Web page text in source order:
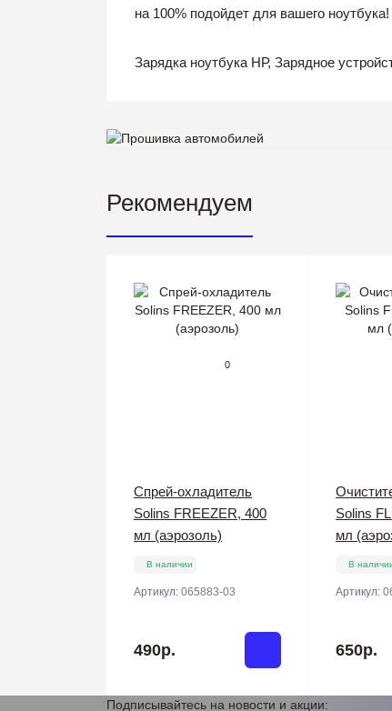
на 100% подойдет для вашего ноутбука!
Зарядка ноутбука НР, Зарядное
Рекомендуем
0
Спрей-охладитель
Solins FREEZER, 400
мл (аэрозоль)
В наличии
Артикул: 065883-03
490р.
Solins
мл
В
Артикул:
650р.
Подписывайтесь на новости и акции: